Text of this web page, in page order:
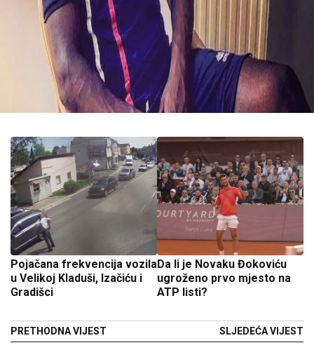
Pojačana frekvencija vozila
u Velikoj Kladuši, Izačiću i
Gradišci
PRETHODNA VIJEST
Da li je Novaku Đokoviću
ugroženo prvo mjesto na
ATP listi?
SLJEDEĆA VIJEST